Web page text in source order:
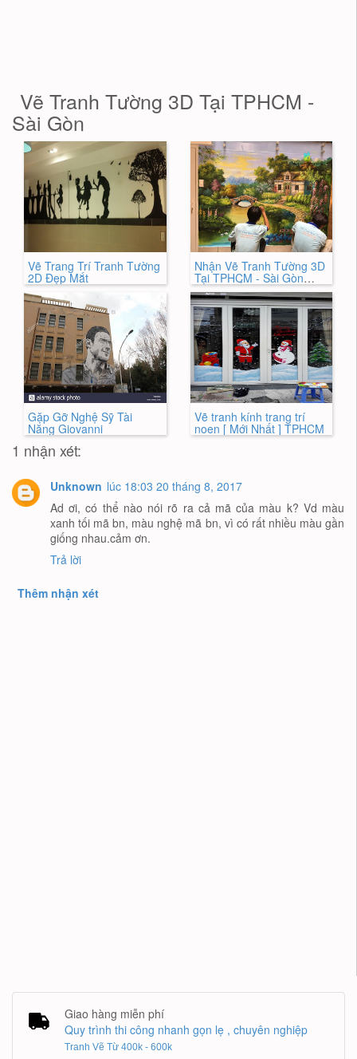
Vẽ Tranh Tường 3D Tại TPHCM -
Sài Gòn
Vẽ Trang Trí Tranh Tường
2D Đẹp Mắt
Nhận Vẽ Tranh Tường 3D
Tại TPHCM - Sài Gòn
HÓT NHẤT
Gặp Gỡ Nghệ Sỹ Tài
Năng Giovanni
Vẽ tranh kính trang trí
noen [ Mới Nhất ] TPHCM
1 nhận xét:
Unknown lúc 18:03 20 tháng 8, 2017
Ad ơi, có thể nào nói rõ ra cả mã của màu k? Vd màu
xanh tối mã bn, màu nghệ mã bn, vì có rất nhiều màu gần
giống nhau.cảm ơn.
Trả lời
Thêm nhận xét
Giao hàng miễn phí
Quy trình thi công nhanh gọn lẹ , chuyên nghiệp
Tranh Vẽ Từ 400k - 600k